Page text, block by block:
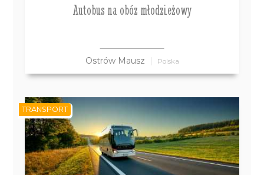
Autobus na obóz młodzieżowy
Ostrów Mausz Polska
TRANSPORT